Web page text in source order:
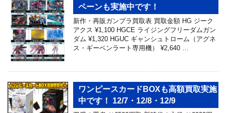
ペーンも実施中です！
新作・再販ガンプラ買取表 買取金額 HG ジーク
アクス ¥1,100 HGCE ライジングフリーダムガン
ダム ¥1,320 HGUC ギャンシュトローム（アグネ
ス・ギーベンラート専用機） ¥2,640 …
ワンピースカードBOXも高額買取実施
中です！ 12/7・12/8・12/9